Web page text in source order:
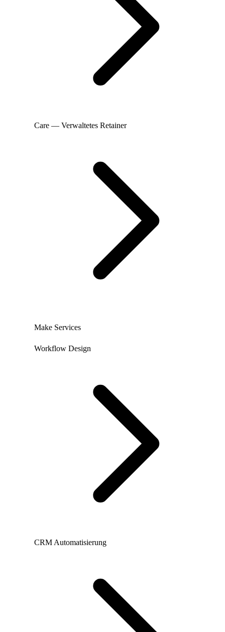
Care — Verwaltetes Retainer
Make Services
Workflow Design
CRM Automatisierung